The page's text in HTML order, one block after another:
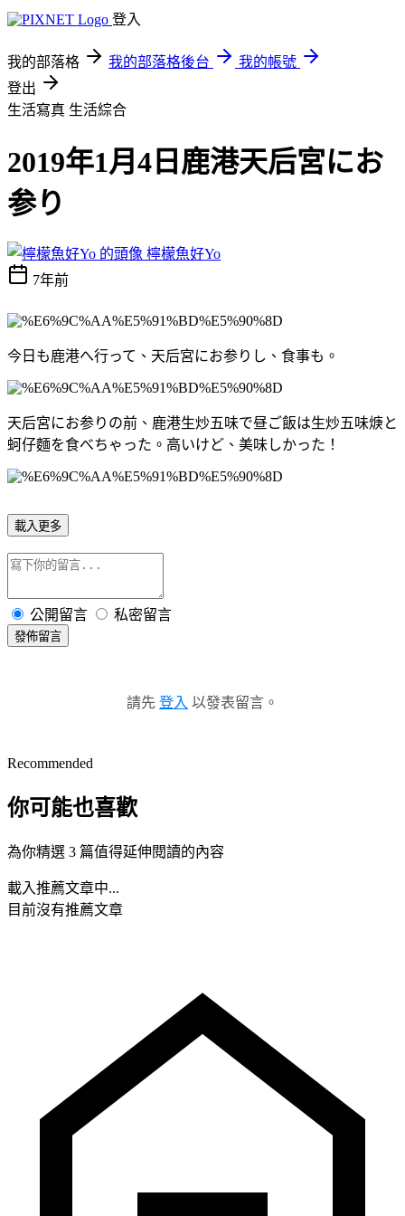
登入
我的部落格 我的部落格後台
我的帳號
登出
生活寫真 生活綜合
2019年1月4日鹿港天后宮にお
参り
檸檬魚好Yo
7年前
今日も鹿港へ行って、天后宮にお参りし、食事も。
天后宮にお参りの前、鹿港生炒五味で昼ご飯は生炒五味焿と
蚵仔麵を食べちゃった。高いけど、美味しかった！
載入更多
公開留言 私密留言
發佈留言
請先 登入 以發表留言。
Recommended
你可能也喜歡
為你精選 3 篇值得延伸閱讀的內容
載入推薦文章中...
目前沒有推薦文章